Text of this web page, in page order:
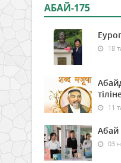
АБАЙ-175
18
11
03